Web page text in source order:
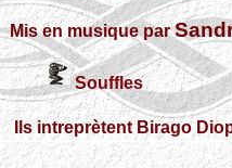
Mis en musique par
Souffles
Ils intreprètent Birago